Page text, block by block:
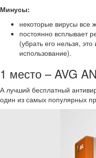
Минусы:
некоторые вирусы все
постоянно всплывает
(убрать его нельзя,
использование).
1 место – AVG
А лучший бесплатный
один из самых популярных